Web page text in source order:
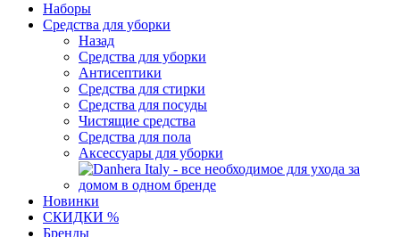
Наборы
Средства для уборки
Назад
Средства для уборки
Антисептики
Средства для стирки
Средства для посуды
Чистящие средства
Средства для пола
Аксессуары для уборки
Новинки
СКИДКИ %
Бренды